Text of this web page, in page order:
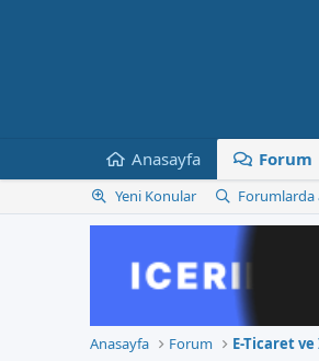
Anasayfa Forum
Yeni Konular Forumlarda
Anasayfa Forum E-Ticaret